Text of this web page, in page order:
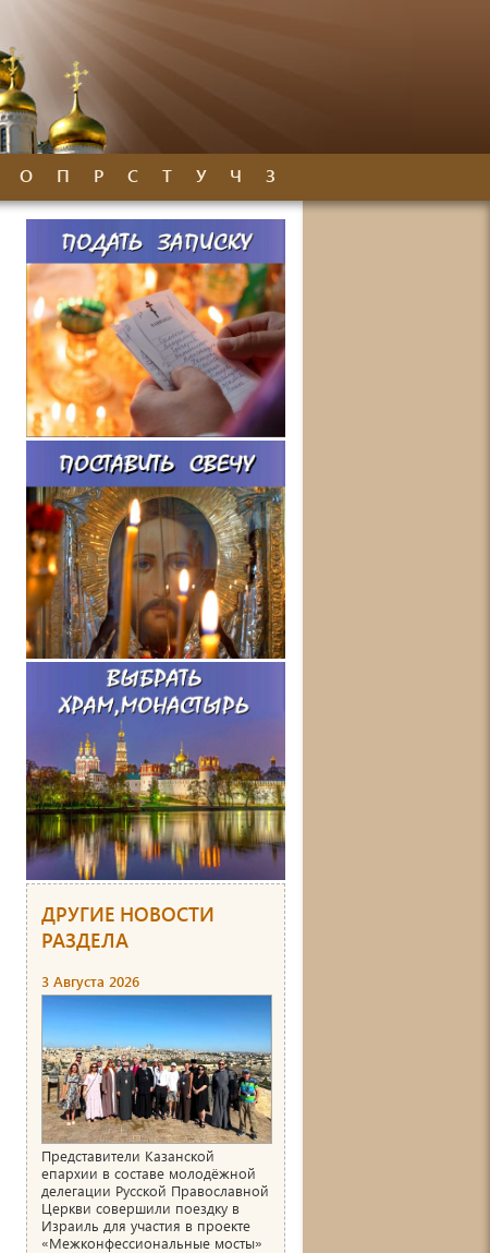
О П Р С Т У Ч З
ДРУГИЕ НОВОСТИ
РАЗДЕЛА
3 Августа 2026
Представители Казанской
епархии в составе молодёжной
делегации Русской Православной
Церкви совершили поездку в
Израиль для участия в проекте
«Межконфессиональные мосты»